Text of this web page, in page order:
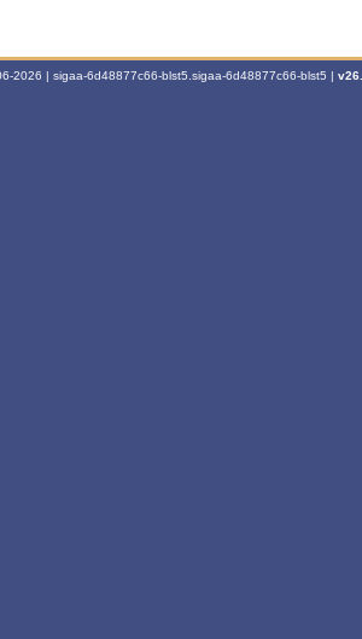
2026 | sigaa-6d48877c66-blst5.sigaa-6d48877c66-blst5 |